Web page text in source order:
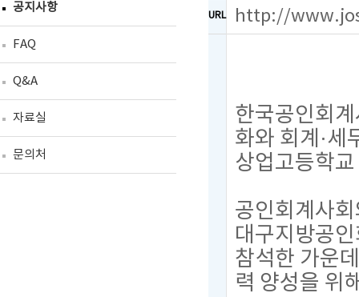
공지사항
FAQ
Q&A
자료실
문의처
URL http://
한국공인회
화와 회계·세
상업고등학
공인회계사
대구지방공
참석한 가운
력 양성을 위